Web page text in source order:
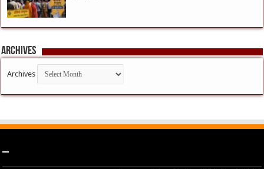
Archives
Archives
–